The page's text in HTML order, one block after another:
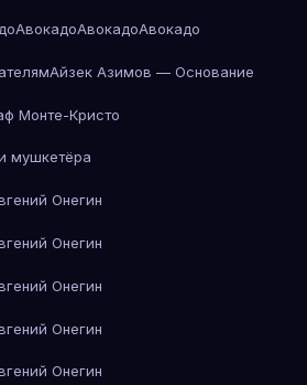
АвокадоАвокадоАвокадо
Айзек Азимов — Основание
Монте-Кристо
мушкетёра
Онегин
Онегин
Онегин
Онегин
Онегин